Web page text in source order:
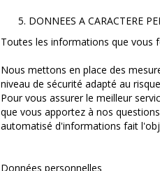
DONNEES A CARACTERE
Toutes les informations que vous
Nous mettons en place des
niveau de sécurité adapté au
Pour vous assurer le meilleur
que vous apportez à nos
automatisé d'informations fait
Données personnelles